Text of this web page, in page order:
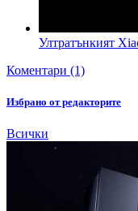
Ултратънкият
Коментари (1)
Избрано от редакторите
Всички